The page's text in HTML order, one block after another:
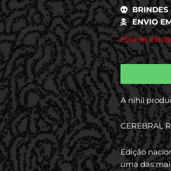
BRINDES
ENVIO
Fora de
A nihil
CEREBRAL
Edição
uma das